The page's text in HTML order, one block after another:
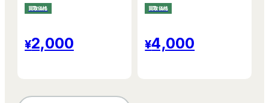
買取価格
2,000
買取価格
4,000